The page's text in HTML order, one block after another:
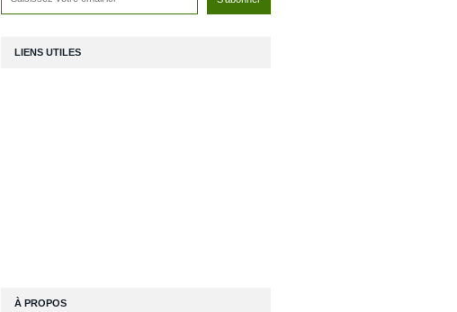
LIENS UTILES
À PROPOS